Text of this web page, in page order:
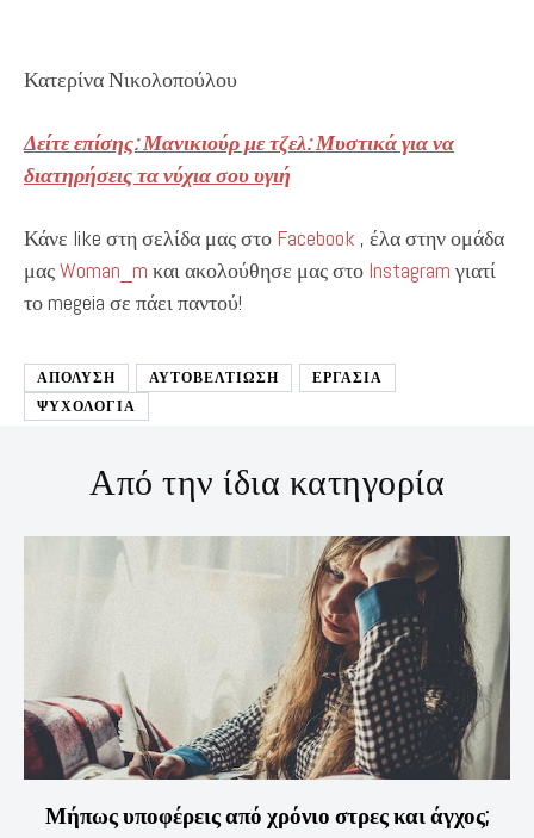
Κατερίνα Νικολοπούλου
Δείτε επίσης: Μανικιούρ με τζελ: Μυστικά για να
διατηρήσεις τα νύχια σου υγιή
Κάνε like στη σελίδα μας στο Facebook , έλα στην ομάδα
μαςWoman_m και ακολούθησε μας στο Instagram γιατί
το megeia σε πάει παντού!
ΑΠΟΛΥΣΗ ΑΥΤΟΒΕΛΤΊΩΣΗ
ΕΡΓΑΣΙΑ
ΨΥΧΟΛΟΓΙΑ
Από την ίδια κατηγορία
Μήπως υποφέρεις από χρόνιο στρες και άγχος;